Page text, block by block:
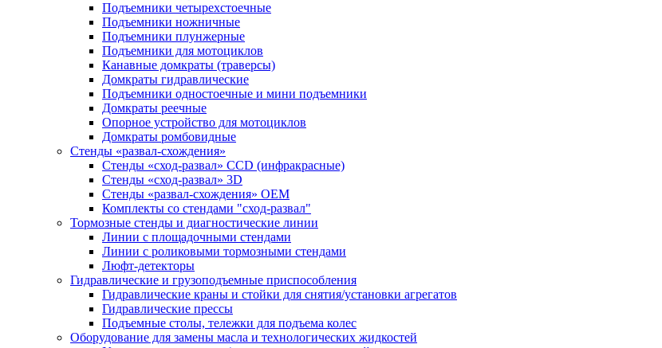
Подъемники четырехстоечные
Подъемники ножничные
Подъемники плунжерные
Подъемники для мотоциклов
Канавные домкраты (траверсы)
Домкраты гидравлические
Подъемники одностоечные и мини подъемники
Домкраты реечные
Опорное устройство для мотоциклов
Домкраты ромбовидные
Стенды «развал-схождения»
Стенды «сход-развал» CCD (инфракрасные)
Стенды «сход-развал» 3D
Стенды «развал-схождения» ОЕМ
Комплекты со стендами "сход-развал"
Тормозные стенды и диагностические линии
Линии с площадочными стендами
Линии с роликовыми тормозными стендами
Люфт-детекторы
Гидравлические и грузоподъемные приспособления
Гидравлические краны и стойки для снятия/установки агрегатов
Гидравлические прессы
Подъемные столы, тележки для подъема колес
Оборудование для замены масла и технологических жидкостей